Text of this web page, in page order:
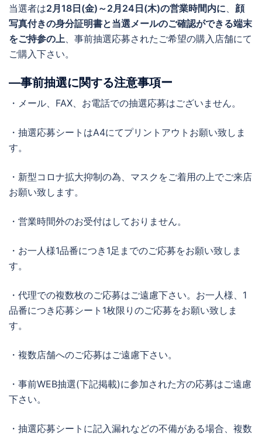
当選者は2月18日(金)～2月24日(木)の営業時間内に、 顔
写真付きの身分証明書と当選メールのご確認ができる端末
をご持参の上、事前抽選応募されたご希望の購入店舗にて
ご購入下さい。
―事前抽選に関する注意事項ー
・メール、FAX、お電話での抽選応募はございません。
・抽選応募シートはA4にてプリントアウトお願い致しま
す。
・新型コロナ拡大抑制の為、マスクをご着用の上でご来店
お願い致します。
・営業時間外のお受付はしておりません。
・お一人様1品番につき1足までのご応募をお願い致しま
す。
・代理での複数枚のご応募はご遠慮下さい。お一人様、1
品番につき応募シート1枚限りのご応募をお願い致しま
す。
・複数店舗へのご応募はご遠慮下さい。
・事前WEB抽選(下記掲載)に参加された方の応募はご遠慮
下さい。
・抽選応募シートに記入漏れなどの不備がある場合、複数